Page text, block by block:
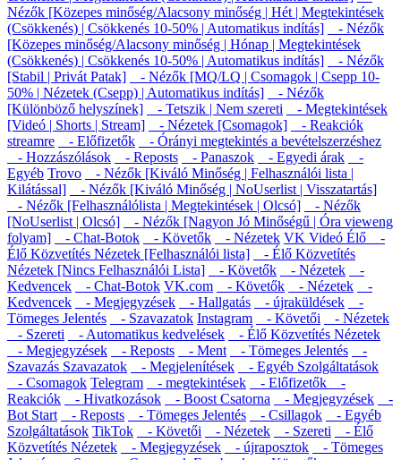
Nézők [Közepes minőség/Alacsony minőség | Hét | Megtekintések
(Csökkenés) | Csökkenés 10-50% | Automatikus indítás]
- Nézők
[Közepes minőség/Alacsony minőség | Hónap | Megtekintések
(Csökkenés) | Csökkenés 10-50% | Automatikus indítás]
- Nézők
[Stabil | Privát Patak]
- Nézők [MQ/LQ | Csomagok | Csepp 10-
50% | Nézetek (Csepp) | Automatikus indítás]
- Nézők
[Különböző helyszínek]
- Tetszik | Nem szereti
- Megtekintések
[Videó | Shorts | Stream]
- Nézetek [Csomagok]
- Reakciók
streamre
- Előfizetők
- Órányi megtekintés a bevételszerzéshez
- Hozzászólások
- Reposts - Panaszok - Egyedi árak
-
Egyéb Trovo
- Nézők [Kiváló Minőség | Felhasználói lista |
Kilátással]
- Nézők [Kiváló Minőség | NoUserlist | Visszatartás]
- Nézők [Felhasználólista | Megtekintések | Olcsó]
- Nézők
[NoUserlist | Olcsó]
- Nézők [Nagyon Jó Minőségű | Óra vieweng
folyam]
- Chat-Botok - Követők - Nézetek VK Videó Élő
-
Élő Közvetítés Nézetek [Felhasználói lista]
- Élő Közvetítés
Nézetek [Nincs Felhasználói Lista]
- Követők - Nézetek
-
Kedvencek
- Chat-Botok VK.com - Követők - Nézetek
-
Kedvencek
- Megjegyzések - Hallgatás - újraküldések
-
Tömeges Jelentés
- Szavazatok Instagram - Követői
- Nézetek
- Szereti
- Automatikus kedvelések
- Élő Közvetítés Nézetek
- Megjegyzések
- Reposts - Ment - Tömeges Jelentés
-
Szavazás Szavazatok
- Megjelenítések
- Egyéb Szolgáltatások
- Csomagok Telegram - megtekintések - Előfizetők
-
Reakciók
- Hivatkozások - Boost Csatorna - Megjegyzések
-
Bot Start
- Reposts - Tömeges Jelentés - Csillagok
- Egyéb
Szolgáltatások TikTok - Követői - Nézetek - Szereti
- Élő
Közvetítés Nézetek
- Megjegyzések - újraposztok
- Tömeges